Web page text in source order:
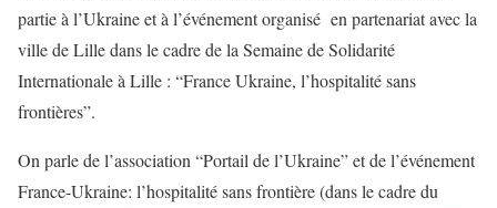
partie à l’Ukraine et à l’événement organisé en partenariat avec la
ville de Lille dans le cadre de la Semaine de Solidarité
Internationale à Lille : “France Ukraine, l’hospitalité sans
frontières”.
On parle de l’association “Portail de l’Ukraine” et de l’événement
France-Ukraine: l’hospitalité sans frontière (dans le cadre du